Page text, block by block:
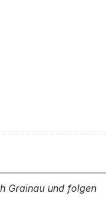
Grainau und folgen